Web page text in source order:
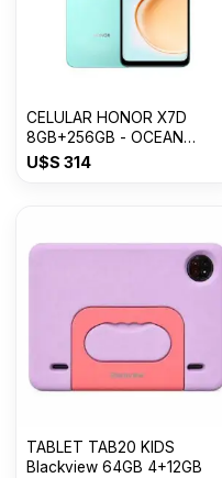
CELULAR HONOR X7D
8GB+256GB - OCEAN
CYAN
U$S 314
TABLET TAB20 KIDS
Blackview 64GB 4+12GB